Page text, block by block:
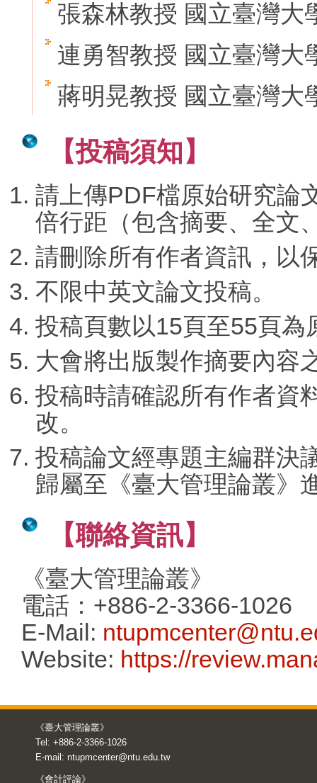
張森林教授 國立臺灣大
連勇智教授 國立臺灣大
蔣明晃教授 國立臺灣大
【投稿須知】
請上傳PDF檔原始研究論
倍行距（包含摘要、全文
請刪除所有作者資訊，以
不限中英文論文投稿。
投稿頁數以15頁至55頁為
大會將出版製作摘要內容
投稿時請確認所有作者資
改。
投稿論文經專題主編群決
歸屬至《臺大管理論叢》
【聯絡資訊】
《臺大管理論叢》
電話：+886-2-3366-1026
E-Mail:
Website: https://
《臺大管理論叢》
Tel: +886-2-3366-1026
E-mail: ntupmcenter@ntu.edu.tw
《會計評論》